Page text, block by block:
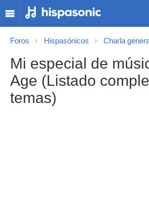
Foros Hispasónicos Charla
Mi especial de
Age (Listado
temas)